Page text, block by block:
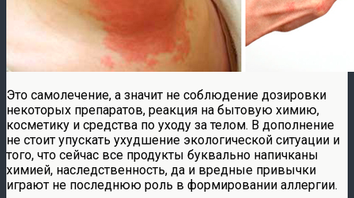
Это самолечение, а значит не соблюдение дозировки
некоторых препаратов, реакция на бытовую химию,
косметику и средства по уходу за телом. В дополнение
не стоит упускать ухудшение экологической ситуации и
того, что сейчас все продукты буквально напичканы
химией, наследственность, да и вредные привычки
играют не последнюю роль в формировании аллергии.